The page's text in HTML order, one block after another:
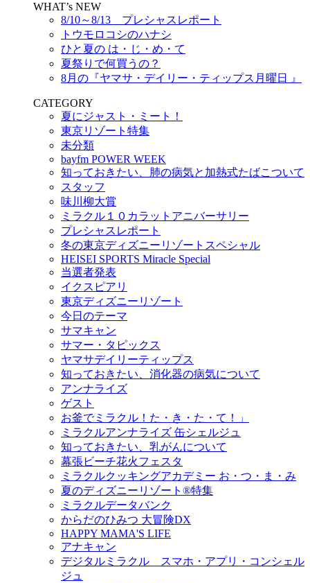
WHAT’s NEW
8/10～8/13 プレシャスレポート
トウモロコシのハナシ
ひと夏の は・じ・め・て
夏祭りで何買うの？
8月の『ヤマサ・デイリー・ティップス月曜日 』
CATEGORY
夏にジャスト・ミート！
東京リゾート特集
未分類
bayfm POWER WEEK
知っておきたい、肺の病気と加熱式たばこついて
スタッフ
味川柳大賞
ミラクル１０カラットアニバーサリー
プレシャスレポート
冬の東京ディズニーリゾートスペシャル
HEISEI SPORTS Miracle Special
当選者発表
イクスピアリ
東京ディズニーリゾート
今日のテーマ
サマキャン
サマー・タピックス
ヤマサデイリーティップス
知っておきたい、消化器の病気について
アンナライズ
ゲスト
お釜でミラクル！た・き・た・て！」
ミラクルアンナライズ 缶シェルジュ
知っておきたい、乳がんについて
幕張ビーチ花火フェスタ
ミラクルクッキングアカデミー お・つ・ま・み
夏のディズニーリゾート®特集
ミラクルデータバンク
からだのひみつ 大冒険DX
HAPPY MAMA'S LIFE
アナキャン
デジタルミラクル スマホ・アプリ・コンシェル
ジュ